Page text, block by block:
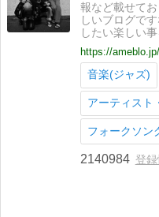
報など載せて
しいブログで
したい楽しい
https://
音楽(ジャズ)
アーティスト
フォークソン
2140984 登録